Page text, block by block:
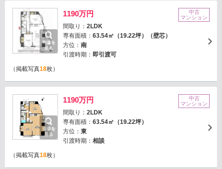
画像を
見る
1190万円
間取り： 2LDK
専有面積： 63.54㎡（19.22坪）（壁芯）
方位： 南
引渡時期： 即引渡可
中古
マンション
（掲載写真18枚）
画像を
見る
1190万円
間取り： 2LDK
専有面積： 63.54㎡（19.22坪）
方位： 東
引渡時期： 相談
中古
マンション
（掲載写真18枚）